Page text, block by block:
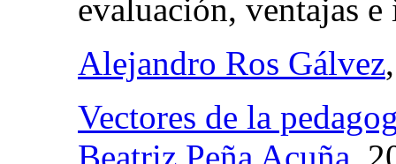
evaluación, ventajas
Alejandro Ros Gálvez
Vectores de la